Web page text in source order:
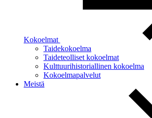
Kokoelmat
Taidekokoelma
Taideteolliset kokoelmat
Kulttuurihistoriallinen kokoelma
Kokoelmapalvelut
Meistä